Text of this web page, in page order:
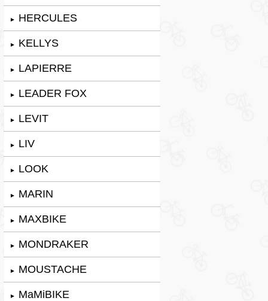
► HERCULES
► KELLYS
► LAPIERRE
► LEADER FOX
► LEVIT
► LIV
► LOOK
► MARIN
► MAXBIKE
► MONDRAKER
► MOUSTACHE
► MaMiBIKE